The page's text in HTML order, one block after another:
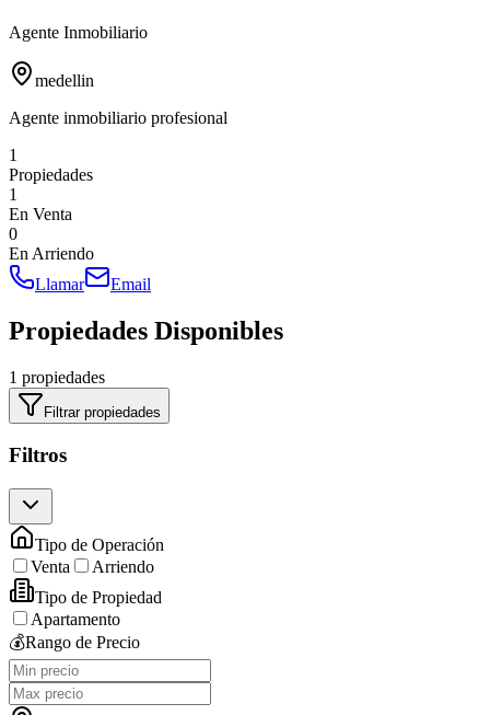
Agente Inmobiliario
medellin
Agente inmobiliario profesional
1
Propiedades
1
En Venta
0
En Arriendo
Llamar
Email
Propiedades Disponibles
1 propiedades
Filtrar propiedades
Filtros
Tipo de Operación
Venta
Arriendo
Tipo de Propiedad
Apartamento
💰Rango de Precio